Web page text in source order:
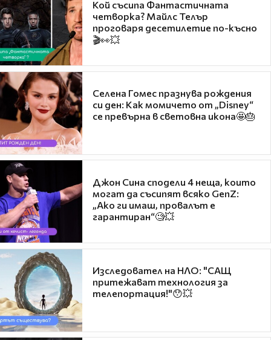
Кой съсипа Фантастичната
четворка? Майлс Телър
проговаря десетилетие по-късно
🎬👀💥
Селена Гомес празнува рождения
си ден: Как момичето от „Disney“
се превърна в световна икона🤩🎂
Джон Сина сподели 4 неща, които
могат да съсипят всяко GenZ:
„Ако ги имаш, провалът е
гарантиран“🧐💥
Изследовател на НЛО: "САЩ
притежават технология за
телепортация!"😯💥